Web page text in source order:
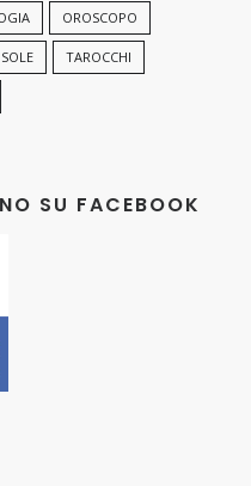
OROSCOPO
SOLE TAROCCHI
SU FACEBOOK